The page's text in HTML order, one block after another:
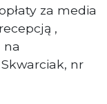
za media
,
na
nr